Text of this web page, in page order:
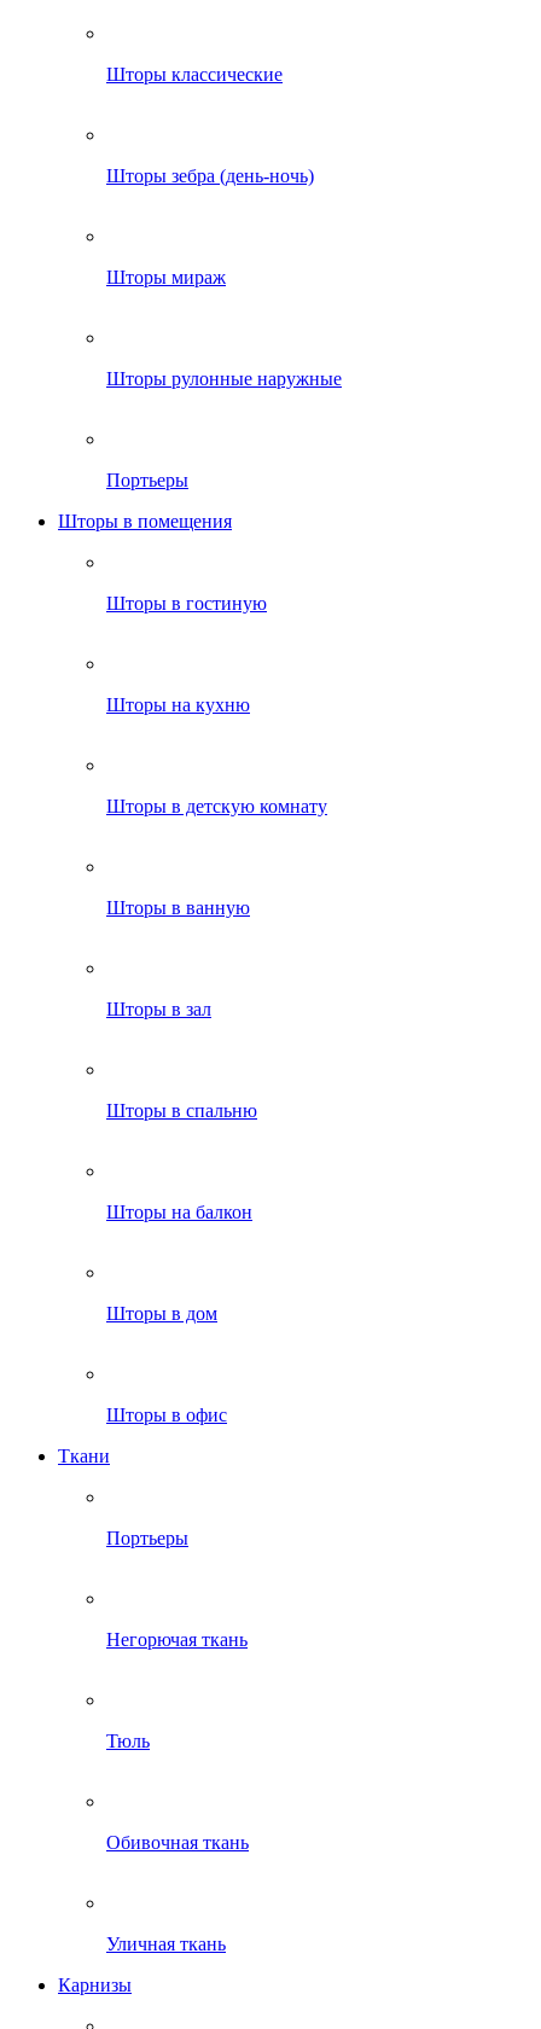
Шторы классические
Шторы зебра (день-ночь)
Шторы мираж
Шторы рулонные наружные
Портьеры
Шторы в помещения
Шторы в гостиную
Шторы на кухню
Шторы в детскую комнату
Шторы в ванную
Шторы в зал
Шторы в спальню
Шторы на балкон
Шторы в дом
Шторы в офис
Ткани
Портьеры
Негорючая ткань
Тюль
Обивочная ткань
Уличная ткань
Карнизы